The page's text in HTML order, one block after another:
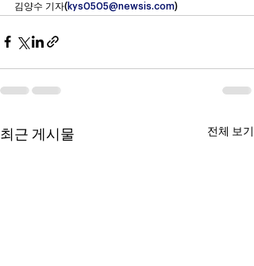
김양수 기자(kys0505@newsis.com)
최근 게시물 전체 보기